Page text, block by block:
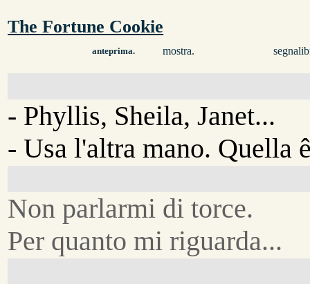
The Fortune Cookie
anteprima. mostra.
- Phyllis, Sheila, Janet...
- Usa l'altra mano. Quella
Non parlarmi di torce.
Per quanto mi riguarda...